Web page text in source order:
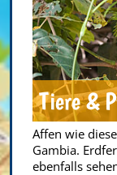
Tiere &
Affen wie
Gambia.
ebenfalls